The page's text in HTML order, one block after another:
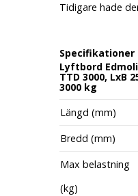
Tidigare hade
Specifikationer
Lyftbord
TTD 3000, LxB
3000 kg
Längd (mm)
Bredd (mm)
Max belastning
(kg)